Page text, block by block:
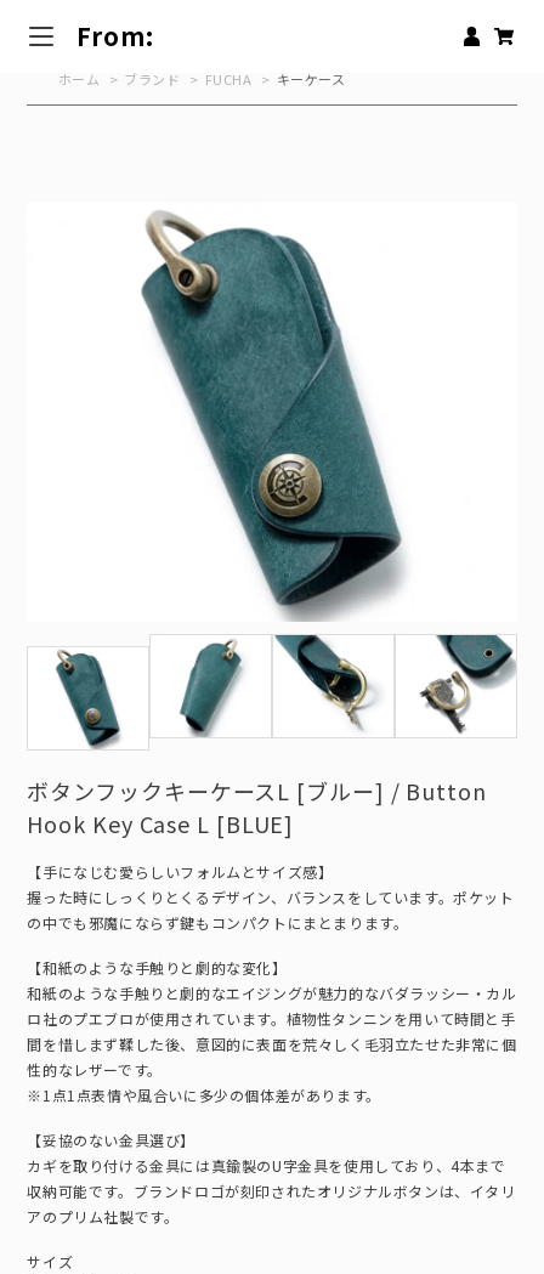
From:
ホーム > ブランド > FUCHA > キーケース
ボタンフックキーケースL [ブルー] / Button
Hook Key Case L [BLUE]
【手になじむ愛らしいフォルムとサイズ感】
握った時にしっくりとくるデザイン、バランスをしています。ポケット
の中でも邪魔にならず鍵もコンパクトにまとまります。
【和紙のような手触りと劇的な変化】
和紙のような手触りと劇的なエイジングが魅力的なバダラッシー・カル
ロ社のプエブロが使用されています。植物性タンニンを用いて時間と手
間を惜しまず鞣した後、意図的に表面を荒々しく毛羽立たせた非常に個
性的なレザーです。
※1点1点表情や風合いに多少の個体差があります。
【妥協のない金具選び】
カギを取り付ける金具には真鍮製のU字金具を使用しており、4本まで
収納可能です。ブランドロゴが刻印されたオリジナルボタンは、イタリ
アのプリム社製です。
サイズ